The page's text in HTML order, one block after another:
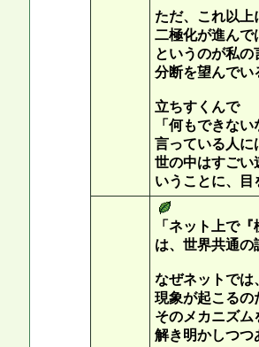
ただ、これ以上
二極化が進んで
というのが私
分断を望んでい
立ちすくんで
「何もできな
言っている人に
世の中はすごい
いうことに、目
「ネット上で
は、世界共通の
なぜネットでは
現象が起こるの
そのメカニズム
解き明かしつつ